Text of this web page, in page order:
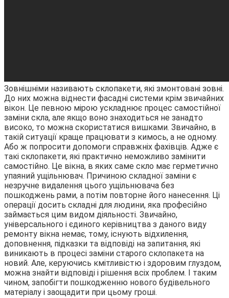
Зовнішніми називають склопакети, які змонтовані зовні.
До них можна віднести фасадні системи крім звичайних
вікон. Це певною мірою ускладнює процес самостійної
заміни скла, але якщо воно знаходиться не занадто
високо, то можна скористатися вишками. Звичайно, в
такій ситуації краще працювати з кимось, а не одному.
Або ж попросити допомоги справжніх фахівців. Адже є
такі склопакети, які практично неможливо замінити
самостійно. Це вікна, в яких саме скло має герметично
упаяний ущільнювач. Причиною складної заміни є
незручне видалення цього ущільнювача без
пошкоджень рами, а потім повторне його нанесення. Ці
операції досить складні для людини, яка професійно
займається цим видом діяльності. Звичайно,
універсального і єдиного керівництва з даного виду
ремонту вікна немає, тому, існують відхилення,
доповнення, підказки та відповіді на запитання, які
виникають в процесі заміни старого склопакета на
новий. Але, керуючись кмітливістю і здоровим глуздом,
можна знайти відповіді і рішення всіх проблем. І таким
чином, запобігти пошкодженню нового будівельного
матеріалу і заощадити при цьому гроші.